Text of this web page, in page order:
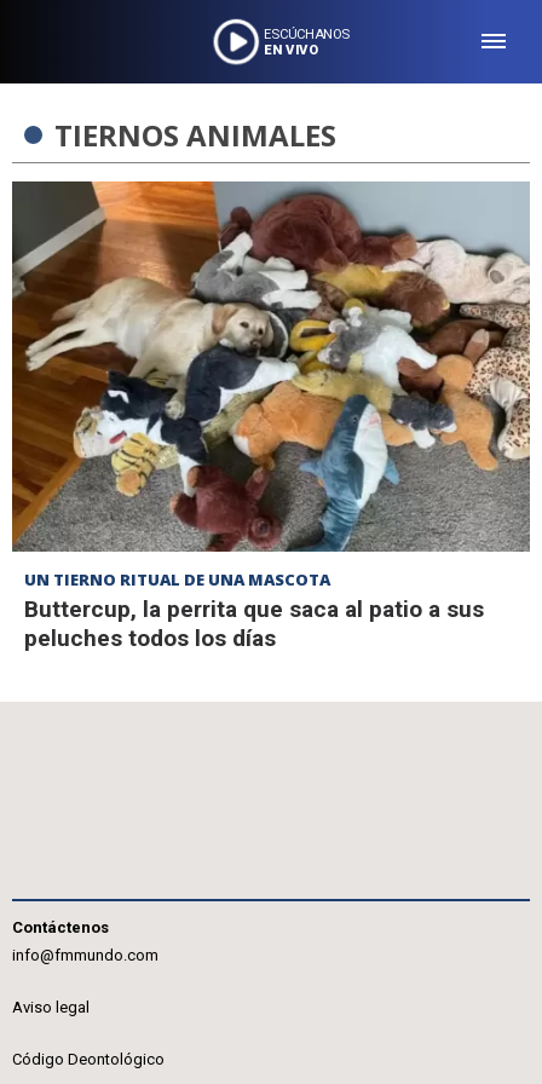
ESCÚCHANOS
EN VIVO
TIERNOS ANIMALES
UN TIERNO RITUAL DE UNA MASCOTA
Buttercup, la perrita que saca al patio a sus
peluches todos los días
Contáctenos
info@fmmundo.com
Aviso legal
Código Deontológico